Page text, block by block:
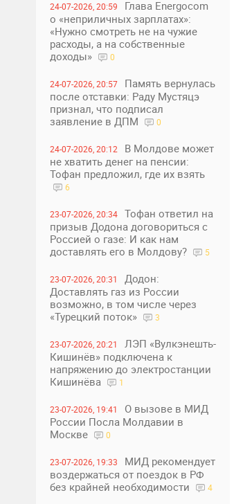
24-07-2026, 20:59
Глава Energocom
о «неприличных зарплатах»:
«Нужно смотреть не на чужие
расходы, а на собственные
доходы»
0
24-07-2026, 20:57
Память вернулась
после отставки: Раду Мустяцэ
признал, что подписал
заявление в ДПМ
0
24-07-2026, 20:12
В Молдове может
не хватить денег на пенсии:
Тофан предложил, где их взять
6
23-07-2026, 20:34
Тофан ответил на
призыв Додона договориться с
Россией о газе: И как нам
доставлять его в Молдову?
5
23-07-2026, 20:31
Додон:
Доставлять газ из России
возможно, в том числе через
«Турецкий поток»
3
23-07-2026, 20:21
ЛЭП «Вулкэнешть-
Кишинёв» подключена к
напряжению до электростанции
Кишинёва
1
23-07-2026, 19:41
О вызове в МИД
России Посла Молдавии в
Москве
0
23-07-2026, 19:33
МИД рекомендует
воздержаться от поездок в РФ
без крайней необходимости
4